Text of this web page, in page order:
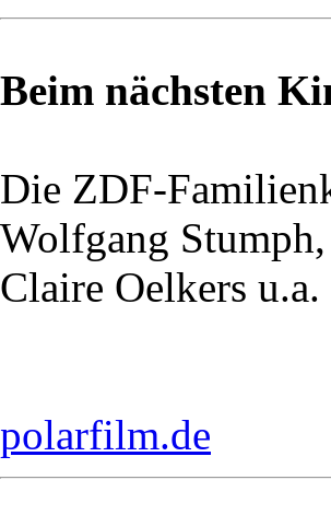
Beim nächsten
Die ZDF-
Wolfgang
Claire Oelkers u.a.
polarfilm.de